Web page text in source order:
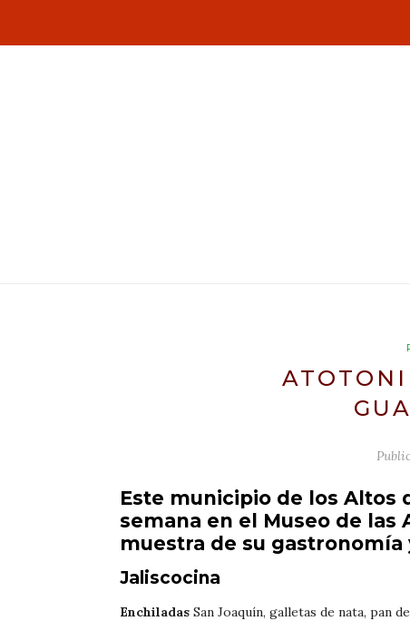
Este municipio de los Altos
semana en el Museo de las
muestra de su gastronomía
Jaliscocina
Enchiladas San Joaquín, galletas de nata, pan